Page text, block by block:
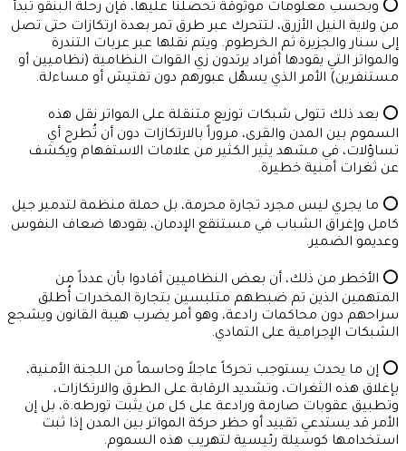
⭕ وبحسب معلومات موثوقة تحصلنا عليها، فإن رحلة البنقو تبدأ
من ولاية النيل الأزرق، لتتحرك عبر طرق تمر بعدة ارتكازات حتى تصل
إلى سنار والجزيرة ثم الخرطوم. ويتم نقلها عبر عربات التندرة
والمواتر التي يقودها أفراد يرتدون زي القوات النظامية (نظاميين أو
مستنفرين) الأمر الذي يسهّل عبورهم دون تفتيش أو مساءلة.
⭕ بعد ذلك تتولى شبكات توزيع متنقلة على المواتر نقل هذه
السموم بين المدن والقرى، مروراً بالارتكازات دون أن تُطرح أي
تساؤلات، في مشهد يثير الكثير من علامات الاستفهام ويكشف
عن ثغرات أمنية خطيرة.
⭕ ما يجري ليس مجرد تجارة محرمة، بل حملة منظمة لتدمير جيل
كامل وإغراق الشباب في مستنقع الإدمان، يقودها ضعاف النفوس
وعديمو الضمير.
⭕ الأخطر من ذلك، أن بعض النظاميين أفادوا بأن عدداً من
المتهمين الذين تم ضبطهم متلبسين بتجارة المخدرات أُطلق
سراحهم دون محاكمات رادعة، وهو أمر يضرب هيبة القانون ويشجع
الشبكات الإجرامية على التمادي.
⭕ إن ما يحدث يستوجب تحركاً عاجلاً وحاسماً من اللجنة الأمنية،
بإغلاق هذه الثغرات، وتشديد الرقابة على الطرق والارتكازات،
وتطبيق عقوبات صارمة ورادعة على كل من يثبت تورطه.ة، بل إن
الأمر قد يستدعي تقييد أو حظر حركة المواتر بين المدن إذا ثبت
استخدامها كوسيلة رئيسية لتهريب هذه السموم.